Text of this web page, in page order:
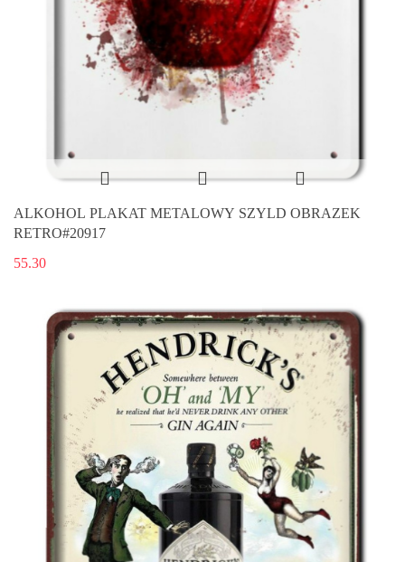
ALKOHOL PLAKAT METALOWY SZYLD OBRAZEK
RETRO#20917
55.30